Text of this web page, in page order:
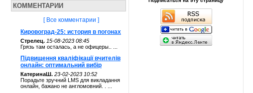
КОММЕНТАРИИ
[ Все комментарии ]
Кировоград-25: история в погонах
Стрелец. 15-08-2023 08:45
Грязь там осталась, а не офицеры.. ...
Підвищення кваліфікації вчителів
онлайн: оптимальний вибір
КатеринаШ. 23-02-2023 10:52
Порадьте зручний LMS для викладання
онлайн, бажано не англомовний. . ...